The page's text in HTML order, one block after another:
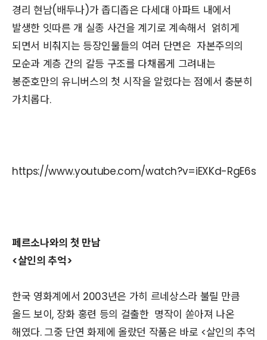
경리 현남(배두나)가 좁디좁은 다세대 아파트 내에서
발생한 잇따른 개 실종 사건을 계기로 계속해서 얽히게
되면서 비춰지는 등장인물들의 여러 단면은 자본주의의
모순과 계층 간의 갈등 구조를 다채롭게 그려내는
봉준호만의 유니버스의 첫 시작을 알렸다는 점에서 충분히
가치롭다.
https://www.youtube.com/watch?v=iEXKd-RgE6s
페르소나와의 첫 만남
<살인의 추억>
한국 영화계에서 2003년은 가히 르네상스라 불릴 만큼
올드 보이, 장화 홍련 등의 걸출한 명작이 쏟아져 나온
해였다. 그중 단연 화제에 올랐던 작품은 바로 <살인의 추억